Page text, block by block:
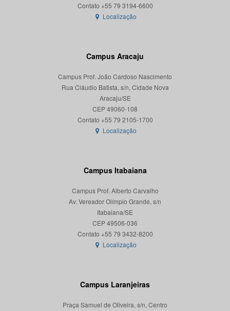
Localização
Campus Aracaju
Campus Prof. João Cardoso Nascimento
Rua Cláudio Batista, s/n, Cidade Nova
Aracaju/SE
CEP 49060-108
Localização
Campus Itabaiana
Campus Prof. Alberto Carvalho
Av. Vereador Olímpio Grande, s/n
Itabaiana/SE
CEP 49506-036
Localização
Campus Laranjeiras
Praça Samuel de Oliveira, s/n, Centro